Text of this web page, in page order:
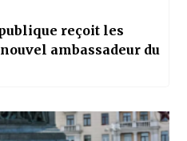
reçoit les
ambassadeur du